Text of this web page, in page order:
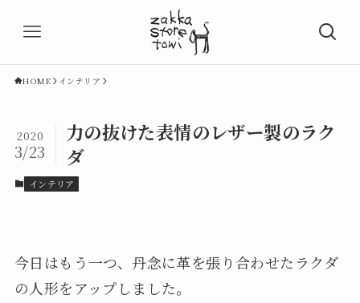
HOME インテリア
力の抜けた表情のレザー製のラク
ダ
2020
3/23
インテリア
今日はもう一つ、丹念に革を張り合わせたラクダ
の人形をアップしました。